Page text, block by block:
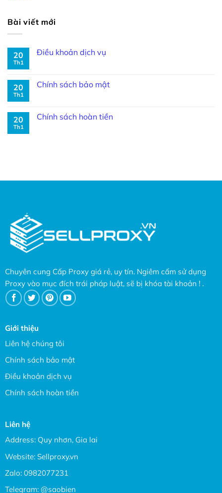
Bài viết mới
20
Th1
Điều khoản dịch vụ
20
Th1
Chính sách bảo mật
20
Th1
Chính sách hoàn tiền
Chuyên cung Cấp Proxy giá rẻ, uy tín. Ngiêm cấm sử dụng
Proxy vào mục đích trái pháp luật, sẽ bị khóa tài khoản ! .
Giới thiệu
Liên hệ chúng tôi
Chính sách bảo mật
Điều khoản dịch vụ
Chính sách hoàn tiền
Liên hệ
Address: Quy nhơn, Gia lai
Website: Sellproxy.vn
Zalo: 0982077231
Telegram: @saobien